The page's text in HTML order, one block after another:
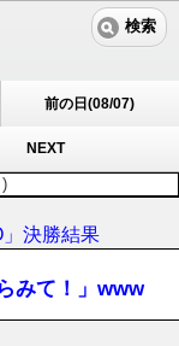
検索
前の日(08/07)
NEXT
決勝結果
みて！」www